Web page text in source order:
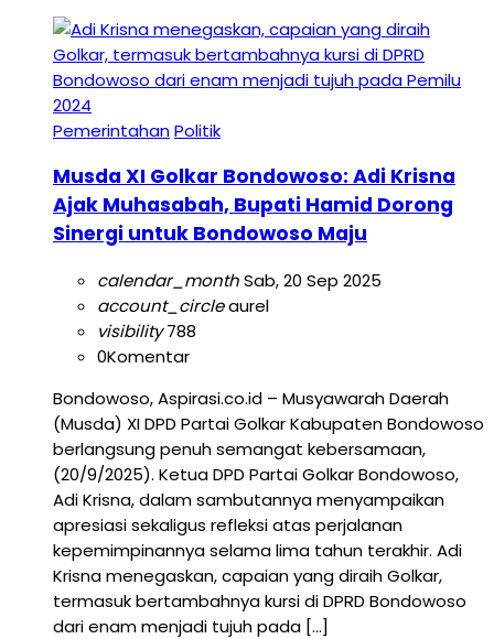
PemerintahanPolitik
Musda XI Golkar Bondowoso: Adi Krisna
Ajak Muhasabah, Bupati Hamid Dorong
Sinergi untuk Bondowoso Maju
calendar_monthSab, 20 Sep 2025
account_circleaurel
visibility788
0Komentar
Bondowoso, Aspirasi.co.id – Musyawarah Daerah
(Musda) XI DPD Partai Golkar Kabupaten Bondowoso
berlangsung penuh semangat kebersamaan,
(20/9/2025). Ketua DPD Partai Golkar Bondowoso,
Adi Krisna, dalam sambutannya menyampaikan
apresiasi sekaligus refleksi atas perjalanan
kepemimpinannya selama lima tahun terakhir. Adi
Krisna menegaskan, capaian yang diraih Golkar,
termasuk bertambahnya kursi di DPRD Bondowoso
dari enam menjadi tujuh pada […]